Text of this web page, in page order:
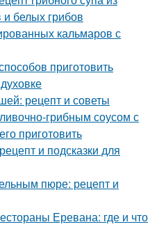
белых грибов
кальмаров с
приготовить
рецепт и советы
грибным соусом с
приготовить
и подсказки для
пюре: рецепт и
Еревана: где и что